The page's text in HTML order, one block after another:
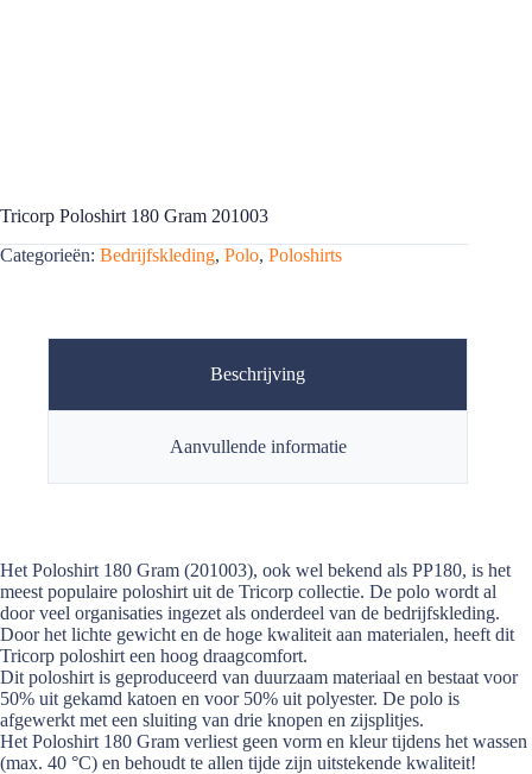
Tricorp Poloshirt 180 Gram 201003
Categorieën: Bedrijfskleding, Polo, Poloshirts
Beschrijving
Aanvullende informatie
Het Poloshirt 180 Gram (201003), ook wel bekend als PP180, is het
meest populaire poloshirt uit de Tricorp collectie. De polo wordt al
door veel organisaties ingezet als onderdeel van de bedrijfskleding.
Door het lichte gewicht en de hoge kwaliteit aan materialen, heeft dit
Tricorp poloshirt een hoog draagcomfort.
Dit poloshirt is geproduceerd van duurzaam materiaal en bestaat voor
50% uit gekamd katoen en voor 50% uit polyester. De polo is
afgewerkt met een sluiting van drie knopen en zijsplitjes.
Het Poloshirt 180 Gram verliest geen vorm en kleur tijdens het wassen
(max. 40 °C) en behoudt te allen tijde zijn uitstekende kwaliteit!